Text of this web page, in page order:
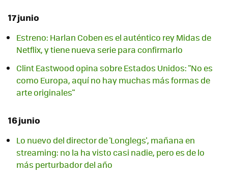
17 junio
Estreno: Harlan Coben es el auténtico rey Midas de
Netflix, y tiene nueva serie para confirmarlo
Clint Eastwood opina sobre Estados Unidos: "No es
como Europa, aquí no hay muchas más formas de
arte originales"
16 junio
Lo nuevo del director de 'Longlegs', mañana en
streaming: no la ha visto casi nadie, pero es de lo
más perturbador del año